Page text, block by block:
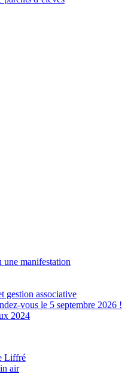
une manifestation
gestion associative
vous le 5 septembre 2026 !
2024
Liffré
air